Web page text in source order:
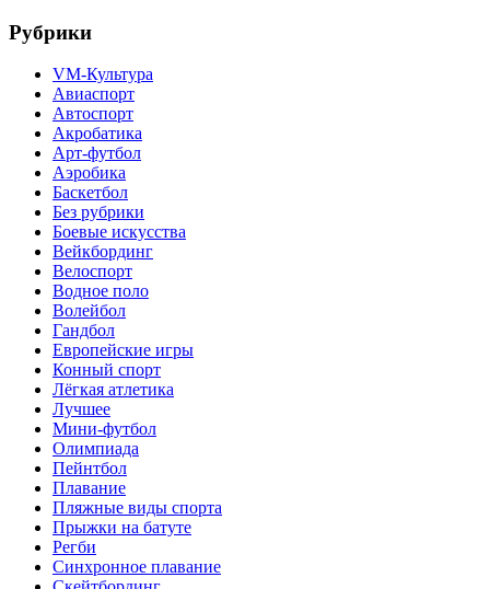
Рубрики
VM-Культура
Авиаспорт
Автоспорт
Акробатика
Арт-футбол
Аэробика
Баскетбол
Без рубрики
Боевые искусства
Вейкбординг
Велоспорт
Водное поло
Волейбол
Гандбол
Европейские игры
Конный спорт
Лёгкая атлетика
Лучшее
Мини-футбол
Олимпиада
Пейнтбол
Плавание
Пляжные виды спорта
Прыжки на батуте
Регби
Синхронное плавание